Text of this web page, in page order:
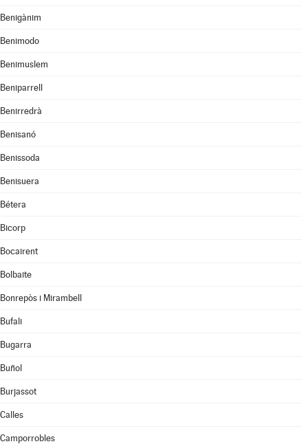
Benigànim
Benimodo
Benimuslem
Beniparrell
Benirredrà
Benisanó
Benissoda
Benisuera
Bétera
Bicorp
Bocairent
Bolbaite
Bonrepòs i Mirambell
Bufali
Bugarra
Buñol
Burjassot
Calles
Camporrobles